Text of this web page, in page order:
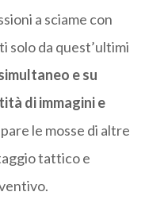
a sciame con
solo da quest’ultimi
e su
di immagini e
le mosse di altre
tattico e